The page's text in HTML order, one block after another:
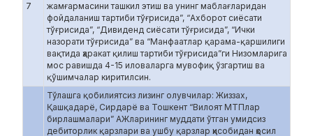
7
жамғармасини ташкил этиш ва унинг маблағларидан
фойдаланиш тартиби тўғрисида”, “Ахборот сиёсати
тўғрисида”, “Дивиденд сиёсати тўғрисида”, “Ички
назорати тўғрисида” ва “Манфаатлар қарама-қаршилиги
вақтида ҳаракат қилиш тартиби тўғрисида”ги Низомларига
мос равишда 4-15 иловаларга мувофиқ ўзгартиш ва
қўшимчалар киритилсин.
Тўлашга қобилиятсиз лизинг олувчилар: Жиззах,
Қашқадарё, Сирдарё ва Тошкент “Вилоят МТПлар
бирлашмалари” АЖларининг муддати ўтган умидсиз
дебиторлик қарзлари ва ушбу қарзлар ҳисобидан ҳосил